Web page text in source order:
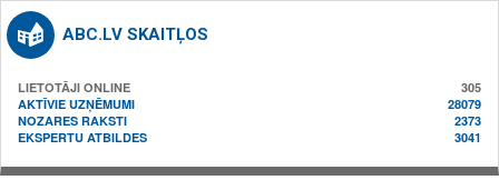
ABC.LV SKAITĻOS
LIETOTĀJI ONLINE
305
AKTĪVIE UZŅĒMUMI
28079
NOZARES RAKSTI
2373
EKSPERTU ATBILDES
3041